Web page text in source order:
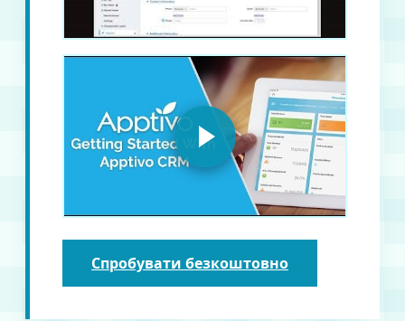
Спробувати безкоштовно